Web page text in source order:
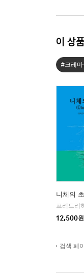
이 상
#크레
니체의
12,500원
검색 페